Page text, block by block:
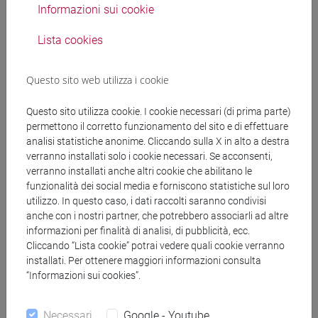
Courtesy translation of the call
Gazit.docx.pdf
Costituzione della Commissione
giudicatrice nella procedura pubblica di
selezione per il conferimento di un
incarico post-doc ai sensi dell’art. 22-bis
della Legge 30 dicembre 2010, n. 240,
gruppo scientifico disciplinare gruppo
scientifico disciplinare 10/PEMM-01 (arti
e mediali), settore scientifico-disciplinare
Informazioni sui cookie
Lista cookies
Questo sito web utilizza i cookie
Questo sito utilizza cookie. I cookie necessari (di prima parte)
permettono il corretto funzionamento del sito e di effettuare
analisi statistiche anonime. Cliccando sulla X in alto a destra
verranno installati solo i cookie necessari. Se acconsenti,
verranno installati anche altri cookie che abilitano le
funzionalità dei social media e forniscono statistiche sul loro
utilizzo. In questo caso, i dati raccolti saranno condivisi
anche con i nostri partner, che potrebbero associarli ad altre
informazioni per finalità di analisi, di pubblicità, ecc.
Cliccando “Lista cookie” potrai vedere quali cookie verranno
installati. Per ottenere maggiori informazioni consulta
“Informazioni sui cookies”.